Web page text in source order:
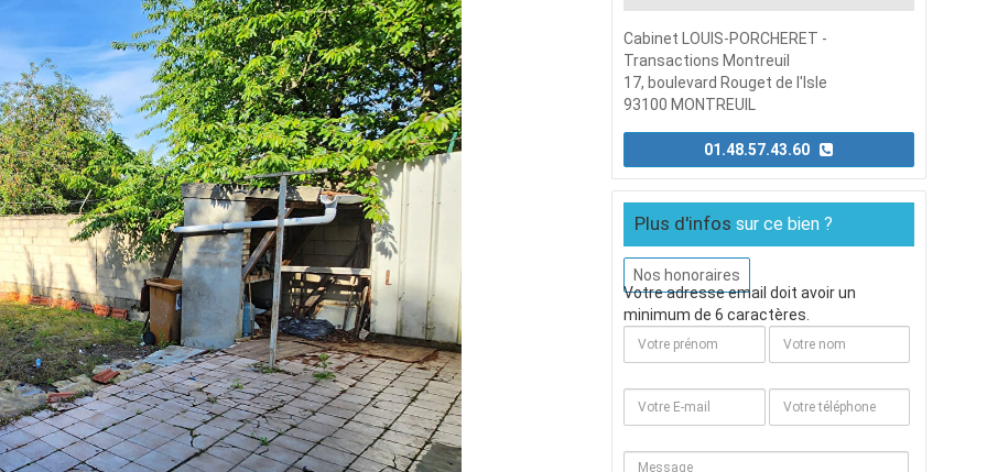
Cabinet LOUIS-PORCHERET -
Transactions Montreuil
17, boulevard Rouget de l'Isle
93100 MONTREUIL
01.48.57.43.60
Plus d'infos sur ce bien ?
Nos honoraires
Votre adresse email doit avoir un
minimum de 6 caractères.